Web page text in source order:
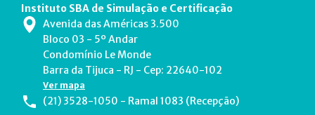
Instituto SBA de Simulação e Certificação
Avenida das Américas 3.500
Bloco 03 - 5º Andar
Condomínio Le Monde
Barra da Tijuca - RJ - Cep: 22640-102
Ver mapa
(21) 3528-1050 - Ramal 1083 (Recepção)